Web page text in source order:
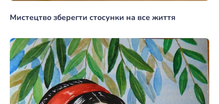
Мистецтво зберегти стосунки на все життя